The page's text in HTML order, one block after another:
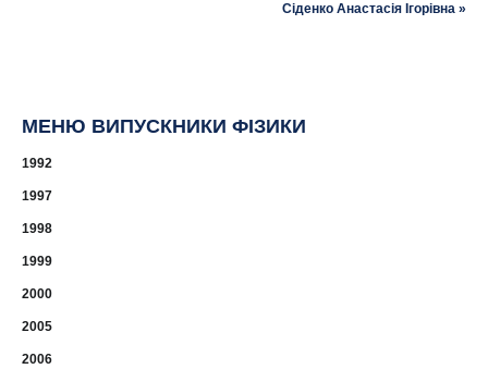
Сіденко Анастасія Ігорівна »
МЕНЮ ВИПУСКНИКИ ФІЗИКИ
1992
1997
1998
1999
2000
2005
2006